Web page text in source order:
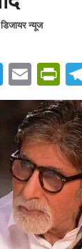
डिजायर न्यूज
T
w
itt
er
E
m
ail
P
ri
nt
Fr
ie
n
dl
y